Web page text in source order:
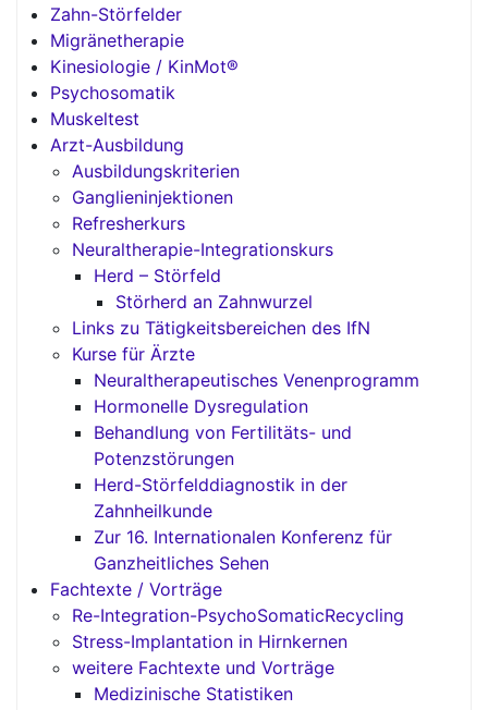
Zahn-Störfelder
Migränetherapie
Kinesiologie / KinMot®
Psychosomatik
Muskeltest
Arzt-Ausbildung
Ausbildungskriterien
Ganglieninjektionen
Refresherkurs
Neuraltherapie-Integrationskurs
Herd – Störfeld
Störherd an Zahnwurzel
Links zu Tätigkeitsbereichen des IfN
Kurse für Ärzte
Neuraltherapeutisches Venenprogramm
Hormonelle Dysregulation
Behandlung von Fertilitäts- und
Potenzstörungen
Herd-Störfelddiagnostik in der
Zahnheilkunde
Zur 16. Internationalen Konferenz für
Ganzheitliches Sehen
Fachtexte / Vorträge
Re-Integration-PsychoSomaticRecycling
Stress-Implantation in Hirnkernen
weitere Fachtexte und Vorträge
Medizinische Statistiken